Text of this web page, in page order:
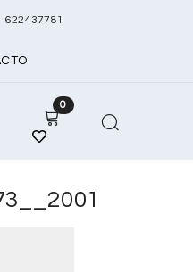
622437781
0